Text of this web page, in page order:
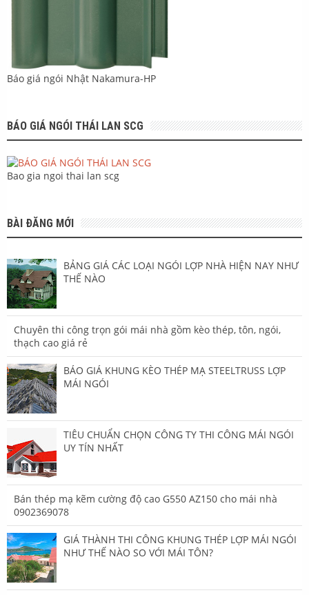
Báo giá ngói Nhật Nakamura-HP
BÁO GIÁ NGÓI THÁI LAN SCG
Bao gia ngoi thai lan scg
BÀI ĐĂNG MỚI
BẢNG GIÁ CÁC LOẠI NGÓI LỢP NHÀ HIỆN NAY NHƯ
THẾ NÀO
Chuyên thi công trọn gói mái nhà gồm kèo thép, tôn, ngói,
thạch cao giá rẻ
BÁO GIÁ KHUNG KÈO THÉP MẠ STEELTRUSS LỢP
MÁI NGÓI
TIÊU CHUẨN CHỌN CÔNG TY THI CÔNG MÁI NGÓI
UY TÍN NHẤT
Bán thép mạ kẽm cường độ cao G550 AZ150 cho mái nhà
0902369078
GIÁ THÀNH THI CÔNG KHUNG THÉP LỢP MÁI NGÓI
NHƯ THẾ NÀO SO VỚI MÁI TÔN?